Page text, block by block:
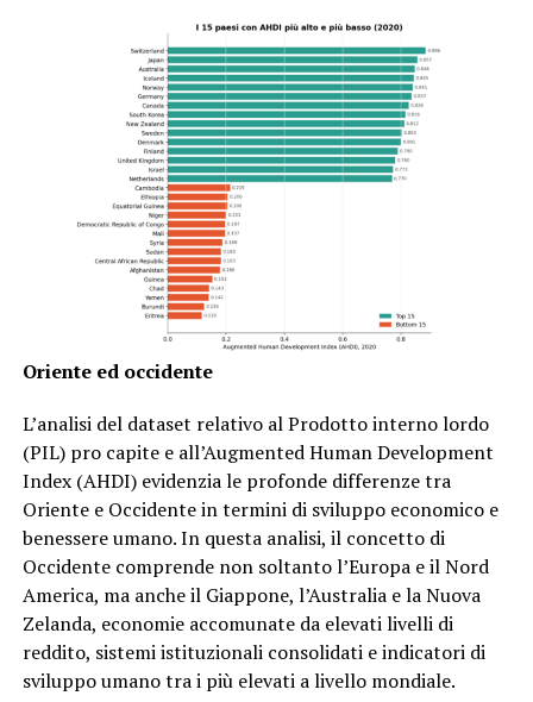
Oriente ed occidente
L’analisi del dataset relativo al Prodotto interno lordo
(PIL) pro capite e all’Augmented Human Development
Index (AHDI) evidenzia le profonde differenze tra
Oriente e Occidente in termini di sviluppo economico e
benessere umano. In questa analisi, il concetto di
Occidente comprende non soltanto l’Europa e il Nord
America, ma anche il Giappone, l’Australia e la Nuova
Zelanda, economie accomunate da elevati livelli di
reddito, sistemi istituzionali consolidati e indicatori di
sviluppo umano tra i più elevati a livello mondiale.